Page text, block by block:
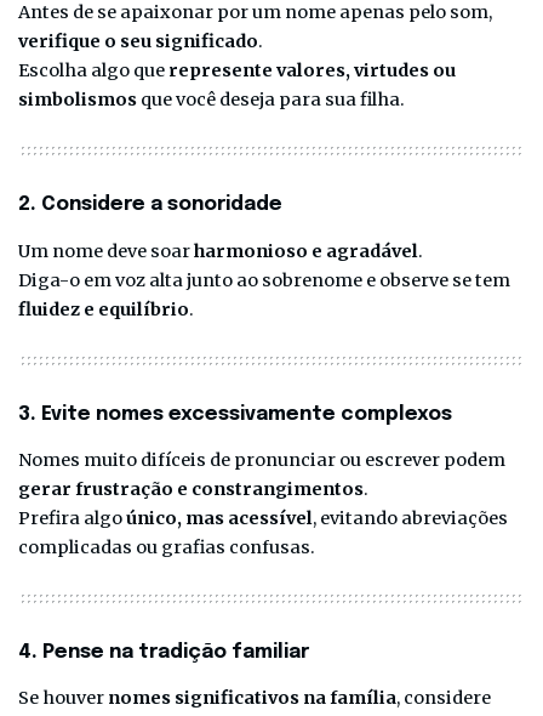
Antes de se apaixonar por um nome apenas pelo som,
verifique o seu significado.
Escolha algo que represente valores, virtudes ou
simbolismos que você deseja para sua filha.
2. Considere a sonoridade
Um nome deve soarharmonioso e agradável.
Diga-o em voz alta junto ao sobrenome e observe se tem
fluidez e equilíbrio.
3. Evite nomes excessivamente complexos
Nomes muito difíceis de pronunciar ou escrever podem
gerar frustração e constrangimentos.
Prefira algoúnico, mas acessível, evitando abreviações
complicadas ou grafias confusas.
4. Pense na tradição familiar
Se houver nomes significativos na família, considere